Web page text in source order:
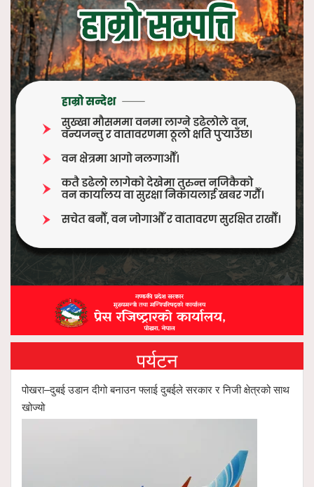
पर्यटन
पोखरा–दुबई उडान दीगो बनाउन फ्लाई दुबईले सरकार र निजी क्षेत्रको साथ
खोज्यो